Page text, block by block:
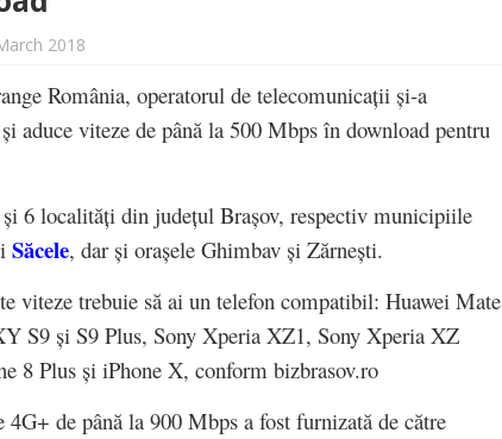
2018
România, operatorul de telecomunicații și-a
aduce viteze de până la 500 Mbps în download pentru
și 6 localități din județul Brașov, respectiv municipiile
Săcele, dar și orașele Ghimbav și Zărnești.
viteze trebuie să ai un telefon compatibil: Huawei Mate
S9 și S9 Plus, Sony Xperia XZ1, Sony Xperia XZ
8 Plus și iPhone X, conform bizbrasov.ro
4G+ de până la 900 Mbps a fost furnizată de către